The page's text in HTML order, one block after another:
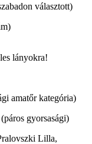
választott)
lányokra!
amatőr kategória)
gyorsasági)
Lilla,